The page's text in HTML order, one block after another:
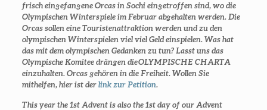
frisch eingefangene Orcas in Sochi eingetroffen sind, wo die
Olympischen Winterspiele im Februar abgehalten werden. Die
Orcas sollen eine Touristenattraktion werden und zu den
olympischen Winterspielen viel viel Geld einspielen. Was hat
das mit dem olympischen Gedanken zu tun? Lasst uns das
Olympische Komitee drängen die OLYMPISCHE CHARTA
einzuhalten. Orcas gehören in die Freiheit. Wollen Sie
mithelfen, hier ist derlink zur Petition.
This year the 1st Advent is also the 1st day of our Advent